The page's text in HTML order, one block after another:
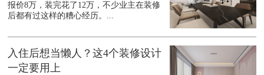
报价8万，装完花了12万，不少业主在装修
后都有过这样的糟心经历。...
入住后想当懒人？这4个装修设计
一定要用上